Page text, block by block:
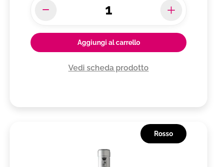
Aggiungi al carrello
Vedi scheda prodotto
Rosso